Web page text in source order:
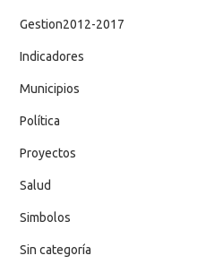
Gestion2012-2017
Indicadores
Municipios
Política
Proyectos
Salud
Simbolos
Sin categoría